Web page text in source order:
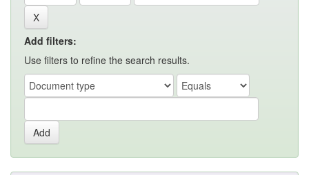
Add filters:
Use filters to refine the search results.